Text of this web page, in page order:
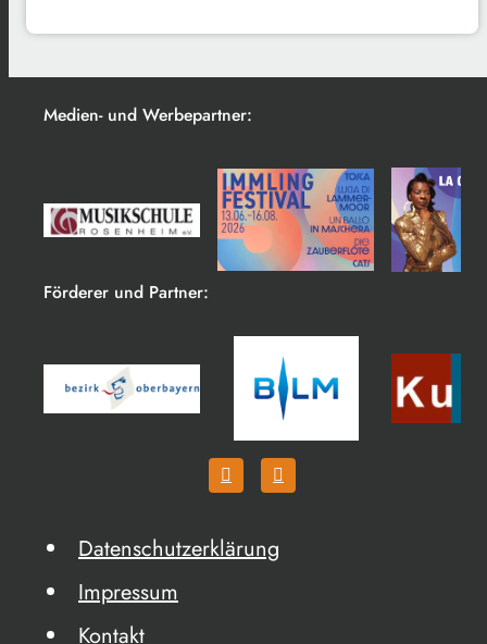
Medien- und Werbepartner:
Förderer und Partner:
Datenschutzerklärung
Impressum
Kontakt